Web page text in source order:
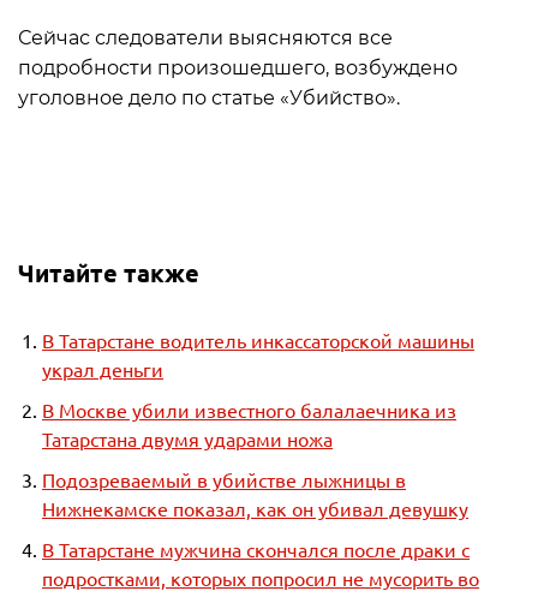
Сейчас следователи выясняются все
подробности произошедшего, возбуждено
уголовное дело по статье «Убийство».
Читайте также
В Татарстане водитель инкассаторской машины
украл деньги
В Москве убили известного балалаечника из
Татарстана двумя ударами ножа
Подозреваемый в убийстве лыжницы в
Нижнекамске показал, как он убивал девушку
В Татарстане мужчина скончался после драки с
подростками, которых попросил не мусорить во